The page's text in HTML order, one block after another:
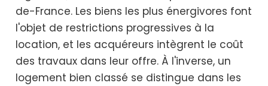
de-France. Les biens les plus énergivores font
l'objet de restrictions progressives à la
location, et les acquéreurs intègrent le coût
des travaux dans leur offre. À l'inverse, un
logement bien classé se distingue dans les